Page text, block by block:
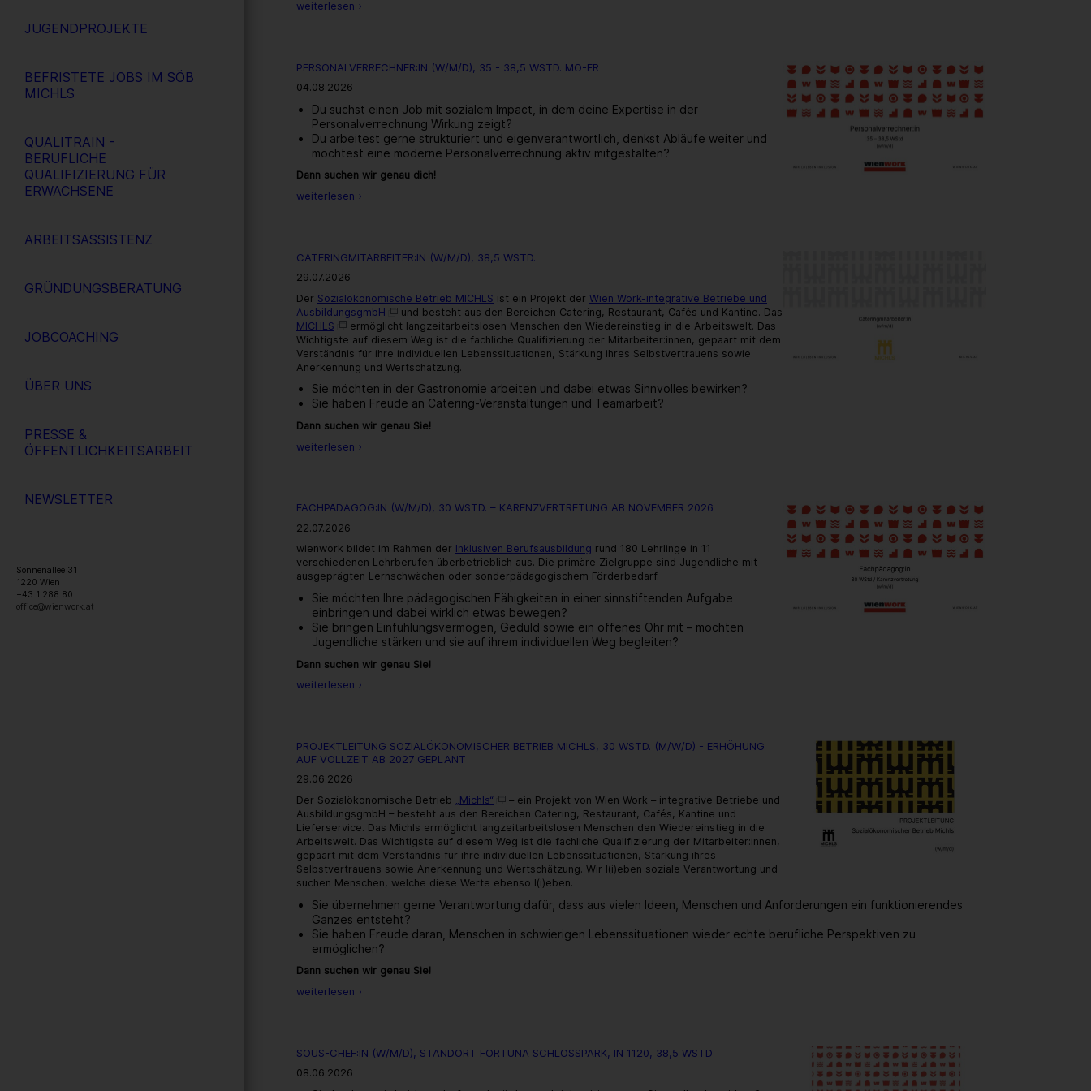
JUGENDPROJEKTE
BEFRISTETE JOBS IM SÖB
MICHLS
QUALITRAIN -
BERUFLICHE
QUALIFIZIERUNG FÜR
ERWACHSENE
ARBEITSASSISTENZ
GRÜNDUNGSBERATUNG
JOBCOACHING
ÜBER UNS
PRESSE &
ÖFFENTLICHKEITSARBEIT
NEWSLETTER
Sonnenallee 31
1220 Wien
+43 1 288 80
office@wienwork.at
weiterlesen ›
WStd.
PERSONALVERRECHNER:IN (W/M/D), 35 - 38,5 WSTD. MO-FR
04.08.2026
Du suchst einen Job mit sozialem Impact, in dem deine Expertise in der
Personalverrechnung Wirkung zeigt?
Du arbeitest gerne strukturiert und eigenverantwortlich, denkst Abläufe weiter und
möchtest eine moderne Personalverrechnung aktiv mitgestalten?
Dann suchen wir genau dich!
weiterlesen ›
38,5
Fr
CATERINGMITARBEITER:IN (W/M/D), 38,5 WSTD.
29.07.2026
Der Sozialökonomische Betrieb MICHLS ist ein Projekt der Wien Work-integrative Betriebe und
AusbildungsgmbH
und besteht aus den Bereichen Catering, Restaurant, Cafés und Kantine. Das
MICHLS
ermöglicht langzeitarbeitslosen Menschen den Wiedereinstieg in die Arbeitswelt. Das
Wichtigste auf diesem Weg ist die fachliche Qualifizierung der Mitarbeiter:innen, gepaart mit dem
Verständnis für ihre individuellen Lebenssituationen, Stärkung ihres Selbstvertrauens sowie
Anerkennung und Wertschätzung.
Sie möchten in der Gastronomie arbeiten und dabei etwas Sinnvolles bewirken?
Sie haben Freude an Catering-Veranstaltungen und Teamarbeit?
Dann suchen wir genau Sie!
weiterlesen ›
FACHPÄDAGOG:IN (W/M/D), 30 WSTD. – KARENZVERTRETUNG AB NOVEMBER 2026
22.07.2026
wienwork bildet im Rahmen der Inklusiven Berufsausbildung rund 180 Lehrlinge in 11
verschiedenen Lehrberufen überbetrieblich aus. Die primäre Zielgruppe sind Jugendliche mit
ausgeprägten Lernschwächen oder sonderpädagogischem Förderbedarf.
Sie möchten Ihre pädagogischen Fähigkeiten in einer sinnstiftenden Aufgabe
einbringen und dabei wirklich etwas bewegen?
Sie bringen Einfühlungsvermögen, Geduld sowie ein offenes Ohr mit – möchten
Jugendliche stärken und sie auf ihrem individuellen Weg begleiten?
Dann suchen wir genau Sie!
weiterlesen ›
–
Karenzvertretung
November
2026
PROJEKTLEITUNG SOZIALÖKONOMISCHER BETRIEB MICHLS, 30 WSTD. (M/W/D) - ERHÖHUNG
AUF VOLLZEIT AB 2027 GEPLANT
29.06.2026
Der Sozialökonomische Betrieb „Michls“
– ein Projekt von Wien Work – integrative Betriebe und
AusbildungsgmbH – besteht aus den Bereichen Catering, Restaurant, Cafés, Kantine und
Lieferservice. Das Michls ermöglicht langzeitarbeitslosen Menschen den Wiedereinstieg in die
Arbeitswelt. Das Wichtigste auf diesem Weg ist die fachliche Qualifizierung der Mitarbeiter:innen,
gepaart mit dem Verständnis für ihre individuellen Lebenssituationen, Stärkung ihres
Selbstvertrauens sowie Anerkennung und Wertschätzung. Wir l(i)eben soziale Verantwortung und
suchen Menschen, welche diese Werte ebenso l(i)eben.
Sie übernehmen gerne Verantwortung dafür, dass aus vielen Ideen, Menschen und Anforderungen ein funktionierendes
Ganzes entsteht?
Sie haben Freude daran, Menschen in schwierigen Lebenssituationen wieder echte berufliche Perspektiven zu
ermöglichen?
Dann suchen wir genau Sie!
weiterlesen ›
Michls,
30
(m/w/d)
SOUS-CHEF:IN (W/M/D), STANDORT FORTUNA SCHLOSSPARK, IN 1120, 38,5 WSTD
08.06.2026